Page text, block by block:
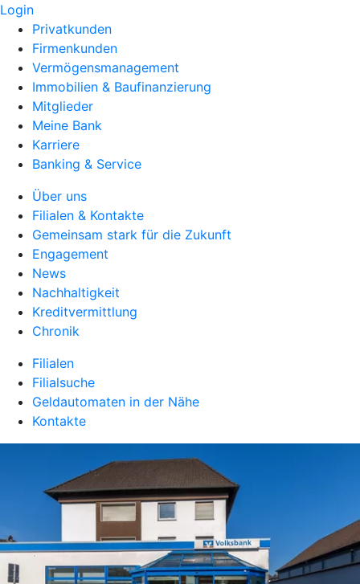
Login
Privatkunden
Firmenkunden
Vermögensmanagement
Immobilien & Baufinanzierung
Mitglieder
Meine Bank
Karriere
Banking & Service
Über uns
Filialen & Kontakte
Gemeinsam stark für die Zukunft
Engagement
News
Nachhaltigkeit
Kreditvermittlung
Chronik
Filialen
Filialsuche
Geldautomaten in der Nähe
Kontakte